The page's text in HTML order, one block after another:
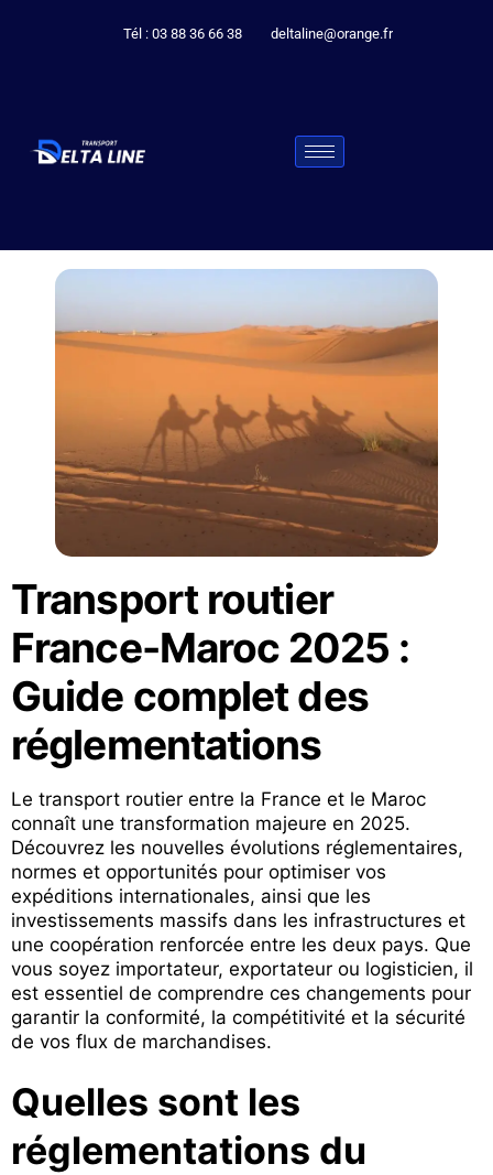
Tél : 03 88 36 66 38 deltaline@orange.fr
Transport routier
France-Maroc 2025 :
Guide complet des
réglementations
Le transport routier entre la France et le Maroc
connaît une transformation majeure en 2025.
Découvrez les nouvelles évolutions réglementaires,
normes et opportunités pour optimiser vos
expéditions internationales, ainsi que les
investissements massifs dans les infrastructures et
une coopération renforcée entre les deux pays. Que
vous soyez importateur, exportateur ou logisticien, il
est essentiel de comprendre ces changements pour
garantir la conformité, la compétitivité et la sécurité
de vos flux de marchandises.
Quelles sont les
réglementations du